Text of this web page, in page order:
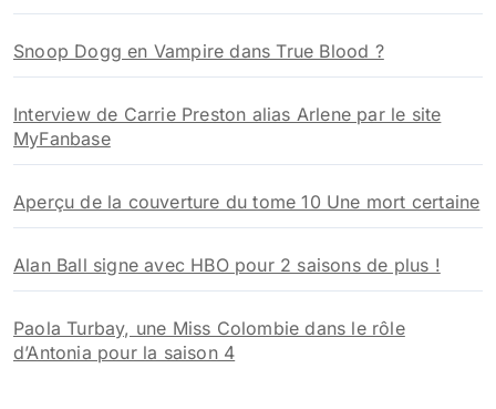
Snoop Dogg en Vampire dans True Blood ?
Interview de Carrie Preston alias Arlene par le site
MyFanbase
Aperçu de la couverture du tome 10 Une mort certaine
Alan Ball signe avec HBO pour 2 saisons de plus !
Paola Turbay, une Miss Colombie dans le rôle
d’Antonia pour la saison 4